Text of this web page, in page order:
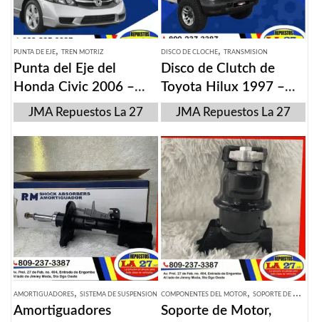
PUNTA DE EJE, TREN MOTRIZ
Punta del Eje del
Honda Civic 2006 –
2011JMA Repuestos La 27
DISCO DE CLOCHE, TRANSMISION
Disco de Clutch de
Toyota Hilux 1997 –
2005JMA Repuestos La 27
AMORTIGUADORES, SISTEMA DE SUSPENSION
Amortiguadores
COMPONENTES DEL MOTOR, SOPORTE DE MOTOR
Soporte de Motor,